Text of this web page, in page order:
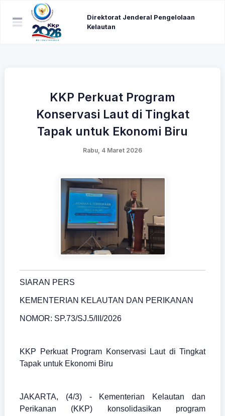
Direktorat Jenderal Pengelolaan
Kelautan
KKP Perkuat Program
Konservasi Laut di Tingkat
Tapak untuk Ekonomi Biru
Rabu, 4 Maret 2026
SIARAN PERS
KEMENTERIAN KELAUTAN DAN PERIKANAN
NOMOR: SP.73/SJ.5/III/2026
KKP Perkuat Program Konservasi Laut di Tingkat
Tapak untuk Ekonomi Biru
JAKARTA, (4/3) - Kementerian Kelautan dan
Perikanan (KKP) konsolidasikan program